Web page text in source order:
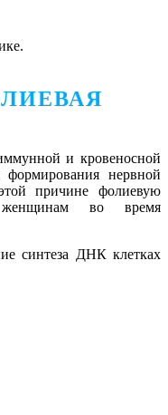
и кровеносной
нервной
причине фолиевую
женщинам во время
синтеза ДНК клетках